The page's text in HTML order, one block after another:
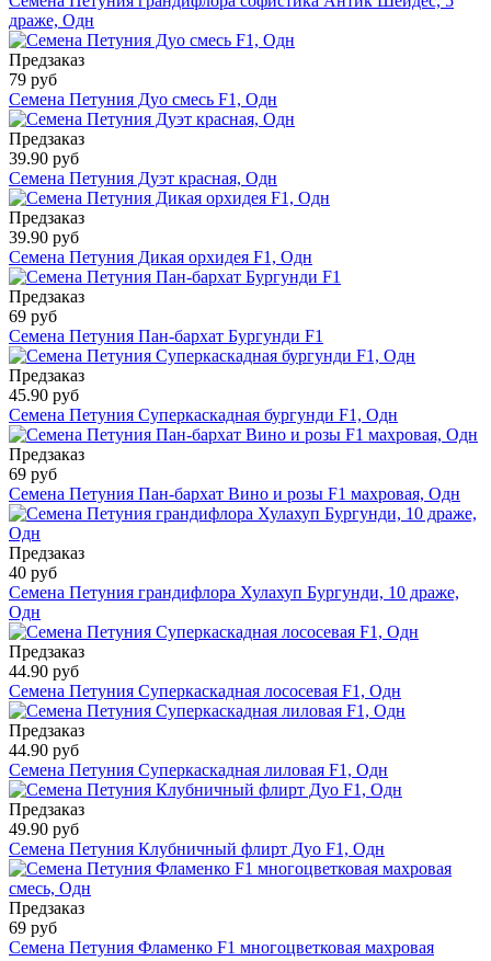
драже, Одн
Предзаказ
79 руб
Семена Петуния Дуо смесь F1, Одн
Предзаказ
39.90 руб
Семена Петуния Дуэт красная, Одн
Предзаказ
39.90 руб
Семена Петуния Дикая орхидея F1, Одн
Предзаказ
69 руб
Семена Петуния Пан-бархат Бургунди F1
Предзаказ
45.90 руб
Семена Петуния Суперкаскадная бургунди F1, Одн
Предзаказ
69 руб
Семена Петуния Пан-бархат Вино и розы F1 махровая, Одн
Предзаказ
40 руб
Семена Петуния грандифлора Хулахуп Бургунди, 10 драже,
Одн
Предзаказ
44.90 руб
Семена Петуния Суперкаскадная лососевая F1, Одн
Предзаказ
44.90 руб
Семена Петуния Суперкаскадная лиловая F1, Одн
Предзаказ
49.90 руб
Семена Петуния Клубничный флирт Дуо F1, Одн
Предзаказ
69 руб
Семена Петуния Фламенко F1 многоцветковая махровая